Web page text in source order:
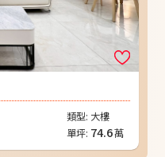
類型: 大樓
單坪: 74.6萬